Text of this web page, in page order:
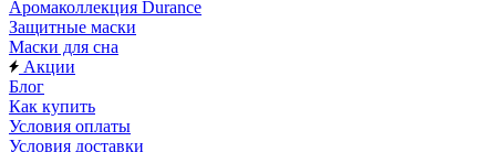
Аромаколлекция Durance
Защитные маски
Маски для сна
Акции
Блог
Как купить
Условия оплаты
Условия доставки